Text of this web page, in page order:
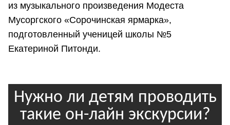
из музыкального произведения Модеста
Мусоргского «Сорочинская ярмарка»,
подготовленный ученицей школы №5
Екатериной Питонди.